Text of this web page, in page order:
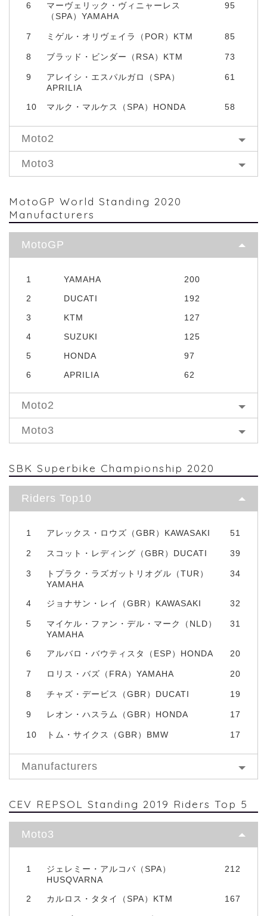
6
マーヴェリック・ヴィニャーレス
（SPA）YAMAHA
95
7 ミゲル・オリヴェイラ（POR）KTM 85
8 ブラッド・ビンダー（RSA）KTM 73
9
アレイシ・エスパルガロ（SPA）
APRILIA
61
10 マルク・マルケス（SPA）HONDA 58
Moto2
Moto3
MotoGP World Standing 2020
Manufacturers
MotoGP
1 YAMAHA
200
2
DUCATI
192
3
KTM
127
4
SUZUKI
125
5
HONDA
97
6
APRILIA 62
Moto2
Moto3
SBK Superbike Championship 2020
Riders Top10
1 アレックス・ロウズ（GBR）KAWASAKI 51
2 スコット・レディング（GBR）DUCATI 39
3
トプラク・ラズガットリオグル（TUR）
YAMAHA
34
4 ジョナサン・レイ（GBR）KAWASAKI 32
5
マイケル・ファン・デル・マーク（NLD）
YAMAHA
31
6 アルバロ・バウティスタ（ESP）HONDA 20
7 ロリス・バズ（FRA）YAMAHA 20
8 チャズ・デービス（GBR）DUCATI 19
9 レオン・ハスラム（GBR）HONDA 17
10 トム・サイクス（GBR）BMW 17
Manufacturers
CEV REPSOL Standing 2019 Riders Top 5
Moto3
1
ジェレミー・アルコバ（SPA）
HUSQVARNA
212
2 カルロス・タタイ（SPA）KTM 167